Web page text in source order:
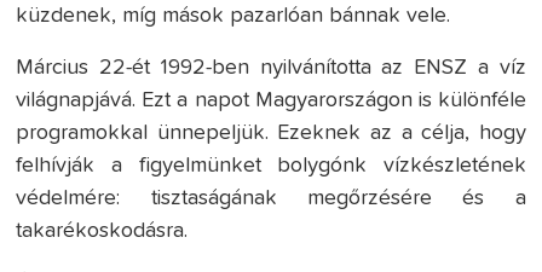
küzdenek, míg mások pazarlóan bánnak vele.
Március 22-ét 1992-ben nyilvánította az ENSZ a víz
világnapjává. Ezt a napot Magyarországon is különféle
programokkal ünnepeljük. Ezeknek az a célja, hogy
felhívják a figyelmünket bolygónk vízkészletének
védelmére: tisztaságának megőrzésére és a
takarékoskodásra.